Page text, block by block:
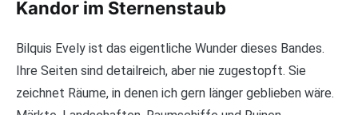
Kandor im Sternenstaub
Bilquis Evely ist das eigentliche Wunder dieses Bandes.
Ihre Seiten sind detailreich, aber nie zugestopft. Sie
zeichnet Räume, in denen ich gern länger geblieben wäre.